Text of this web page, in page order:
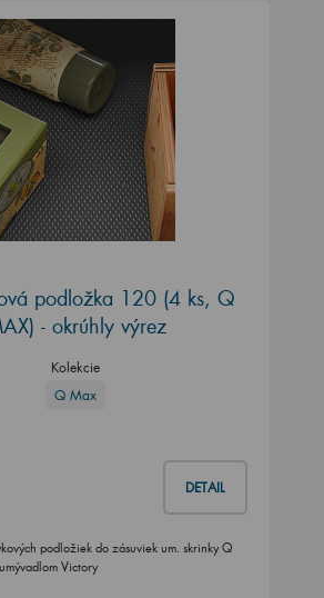
podložka 120 (4 ks, Q
- okrúhly výrez
Kolekcie
Q Max
DETAIL
podložiek do zásuviek um. skrinky Q
Victory